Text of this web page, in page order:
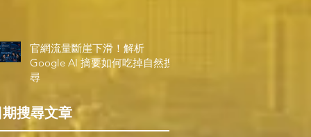
官網流量斷崖下滑！解析
Google AI 摘要如何吃掉自然搜
尋
搜尋文章